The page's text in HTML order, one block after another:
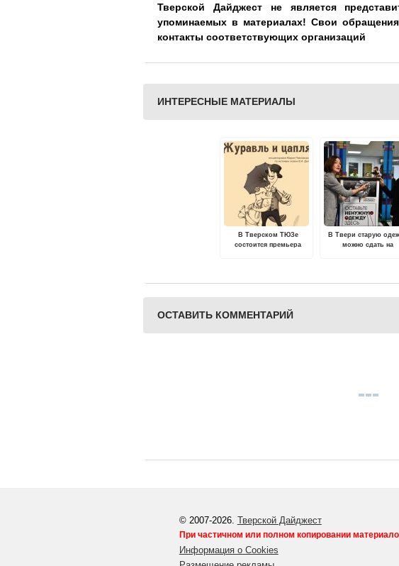
Тверской Дайджест не является
упоминаемых в материалах! Свои
контакты соответствующих организаций
ИНТЕРЕСНЫЕ МАТЕРИАЛЫ
В Тверском ТЮЗе
состоится премьера
В Твери старую
можно сдать на
ОСТАВИТЬ КОММЕНТАРИЙ
© 2007-2026. Тверской Дайджест
При частичном или полном копировании
Информация о Cookies